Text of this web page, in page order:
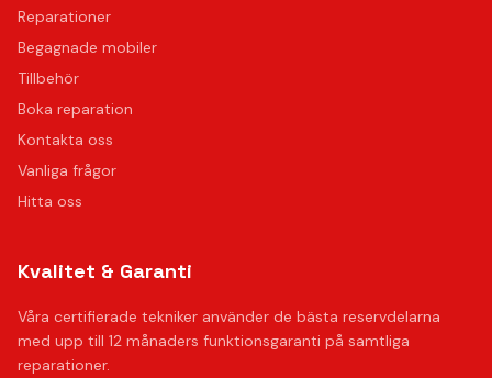
Reparationer
Begagnade mobiler
Tillbehör
Boka reparation
Kontakta oss
Vanliga frågor
Hitta oss
Kvalitet & Garanti
Våra certifierade tekniker använder de bästa reservdelarna
med upp till 12 månaders funktionsgaranti på samtliga
reparationer.